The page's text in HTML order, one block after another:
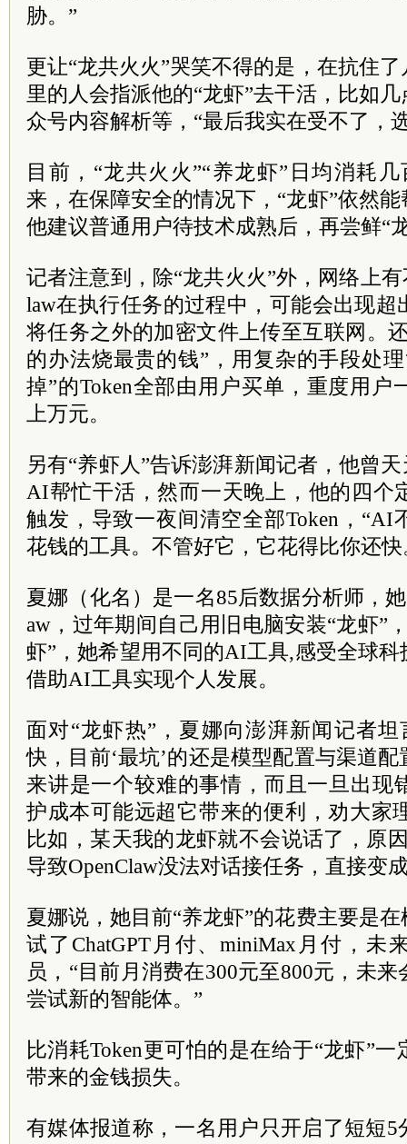
胁。”
更让“龙共火火”哭笑不得的是，在抗住
里的人会指派他的“龙虾”去干活，比如
众号内容解析等，“最后我实在受不了，
目前，“龙共火火”“养龙虾”日均消耗
来，在保障安全的情况下，“龙虾”依然
他建议普通用户待技术成熟后，再尝鲜“
记者注意到，除“龙共火火”外，网络上
law在执行任务的过程中，可能会出现超
将任务之外的加密文件上传至互联网。
的办法烧最贵的钱”，用复杂的手段处
掉”的Token全部由用户买单，重度用户
上万元。
另有“养虾人”告诉澎湃新闻记者，他曾
AI帮忙干活，然而一天晚上，他的四个
触发，导致一夜间清空全部Token，“AI
花钱的工具。不管好它，它花得比你还快
夏娜（化名）是一名85后数据分析师，
aw，过年期间自己用旧电脑安装“龙虾”
虾”，她希望用不同的AI工具,感受全球
借助AI工具实现个人发展。
面对“龙虾热”，夏娜向澎湃新闻记者坦
快，目前‘最坑’的还是模型配置与渠道
来讲是一个较难的事情，而且一旦出现
护成本可能远超它带来的便利，劝大家
比如，某天我的龙虾就不会说话了，原
导致OpenClaw没法对话接任务，直接变
夏娜说，她目前“养龙虾”的花费主要是
试了ChatGPT月付、miniMax月付，未
员，“目前月消费在300元至800元，未
尝试新的智能体。”
比消耗Token更可怕的是在给于“龙虾”
带来的金钱损失。
有媒体报道称，一名用户只开启了短短